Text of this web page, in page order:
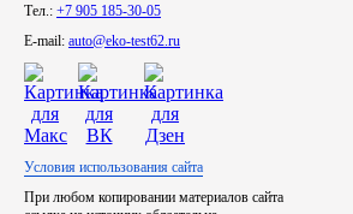
Фитинги
Диски
Камеры колеса, ободная лента
Тел.: +7 905 185-30-05
E-mail: auto@eko-test62.ru
Условия использования сайта
При любом копировании материалов сайта